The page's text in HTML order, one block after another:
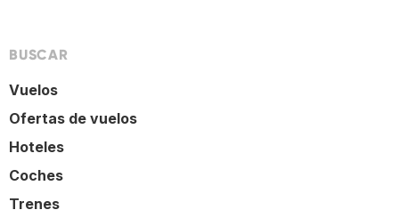
BUSCAR
Vuelos
Ofertas de vuelos
Hoteles
Coches
Trenes